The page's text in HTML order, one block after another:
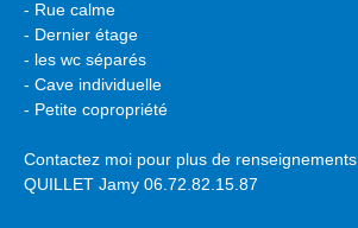
- Rue calme
- Dernier étage
- les wc séparés
- Cave individuelle
- Petite copropriété
Contactez moi pour plus de renseignements
QUILLET Jamy 06.72.82.15.87